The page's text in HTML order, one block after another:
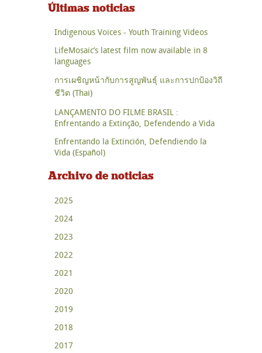
Últimas noticias
Indigenous Voices - Youth Training Videos
LifeMosaic’s latest film now available in 8
languages
การเผชิญหน้ากับการสูญพันธุ์ และการปกป้องวิถี
ชีวิต (Thai)
LANÇAMENTO DO FILME BRASIL :
Enfrentando a Extinção, Defendendo a Vida
Enfrentando la Extinción, Defendiendo la
Vida (Español)
Archivo de noticias
2025
2024
2023
2022
2021
2020
2019
2018
2017